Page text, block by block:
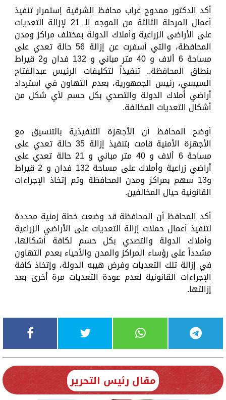
أكد الدكتور ممدوح غراب محافظ الشرقية إستمرار تنفيذ
أعمال المرحلة الثالثة من الموجه الـ 21 لإزالة التعديات
على الأراضى الزراعية وأملاك الدولة بمختلف مراكز ومدن
المحافظة، والتي أسفرت عن إزالة 56 حالة تعدي على
مساحة 6 ألاف و 40 متر مباني و 132 فدان و2 قيراط
بنطاق المحافظة.. تنفيذاً لتكليفات الرئيس عبدالفتاح
السيسي، رئيس الجمهورية، بعدم التهاون في استرداد
أراضي أملاك الدولة والتصدي بكل حسم لأي شكل من
أشكال التعديات المخالفة.
أوضح المحافظ أن الأجهزة التنفيذية بالتنسيق مع
الأجهزة الأمنية قامت بتنفيذ إزالة 35 حالة تعدي على
مساحة 6 ألاف و 40 متر مباني و 21 حالة تعدي على
أراضي زراعية وأملاك على مساحة 132 فدان و 2 قيراط
و13 سهم بمراكز ومدن المحافظة وتم إتخاذ الإجراءات
القانونية حيال المخالفين.
أكد المحافظ أن المحافظة قد وضعت خطة زمنية محددة
لتنفيذ أعمال حملات إزالة التعديات على الأراضي الزراعية
وأملاك الدولة والتصدي بكل حسم لكافة أشكالها،
مشدداً على رؤساء المراكز والمدن والأحياء بعدم التهاون
في إزالة تلك التعديات وفرض هيبه الدولة، وإتخاذ كافة
الإجراءات القانونية لعدم عودة التعديات مرة أخرى بعد
إزالتها.
مقال رئيس التحرير